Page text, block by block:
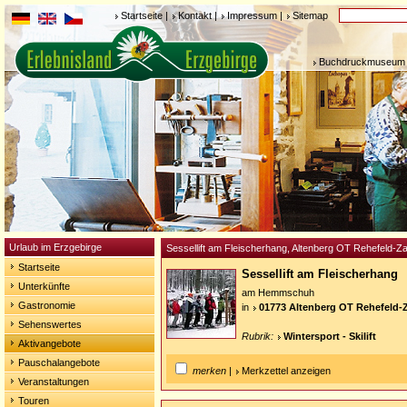
Startseite | Kontakt | Impressum | Sitemap
Urlaub im Erzgebirge
Startseite
Unterkünfte
Gastronomie
Sehenswertes
Aktivangebote
Pauschalangebote
Veranstaltungen
Touren
Sessellift am Fleischerhang, Altenberg OT Rehefeld-
Sessellift am Fleischerhang
am Hemmschuh
in
01773 Altenberg OT Rehefeld-
Rubrik: Wintersport - Skilift
merken | Merkzettel anzeigen